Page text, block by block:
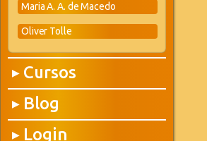
Maria A. A. de Macedo
Oliver Tolle
▶ Cursos
▶ Blog
▶ Login